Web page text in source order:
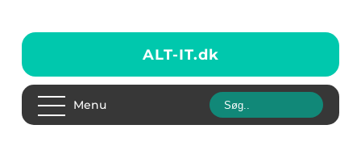
ALT-IT.dk
Menu